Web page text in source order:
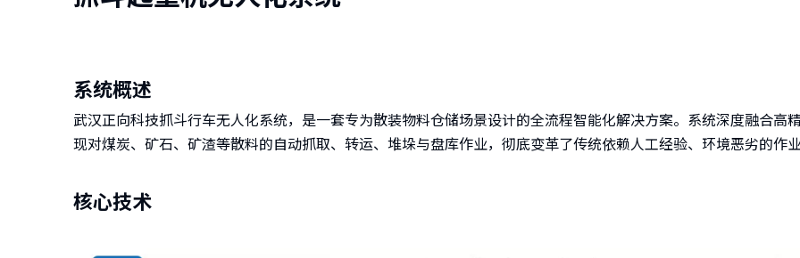
系统概述
武汉正向科技抓斗行车无人化系统，是一套专为散装物料仓储场景设计的全流程智能化解决方案。系统深度融合高
现对煤炭、矿石、矿渣等散料的自动抓取、转运、堆垛与盘库作业，彻底变革了传统依赖人工经验、环境恶劣的作
核心技术